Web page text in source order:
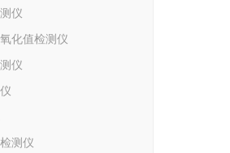
仪
化值检测仪
仪
测仪